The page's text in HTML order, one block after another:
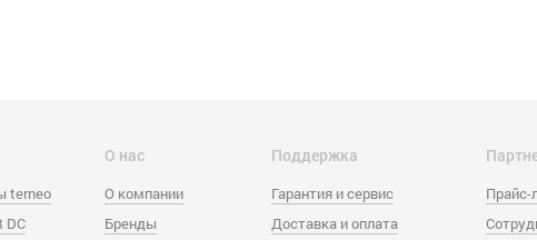
terneo
DC
О нас
О компании
Бренды
Поддержка
Гарантия и сервис
Доставка и оплата
Прайс-